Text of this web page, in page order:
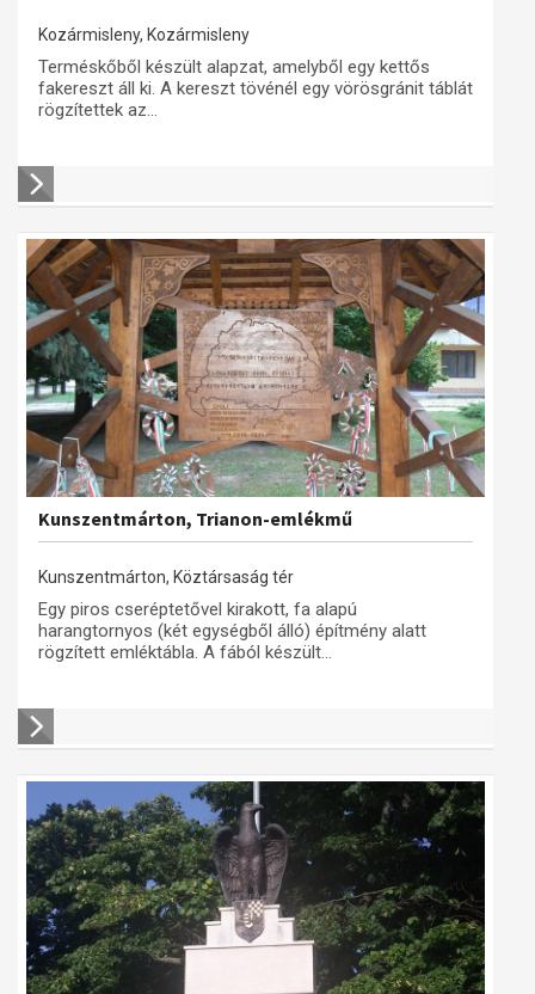
Kozármisleny, Kozármisleny
Terméskőből készült alapzat, amelyből egy kettős
fakereszt áll ki. A kereszt tövénél egy vörösgránit táblát
rögzítettek az...
Kunszentmárton, Trianon-emlékmű
Kunszentmárton, Köztársaság tér
Egy piros cseréptetővel kirakott, fa alapú
harangtornyos (két egységből álló) építmény alatt
rögzített emléktábla. A fából készült...